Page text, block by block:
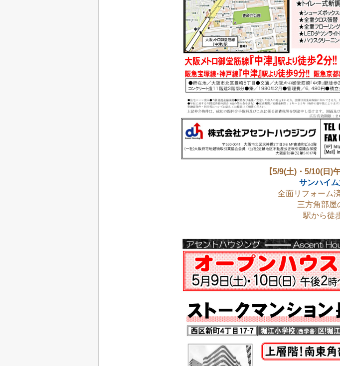
【5/9(土)・5/10(日)
サンハイ
全面リフォーム
三方角部屋
駅から徒